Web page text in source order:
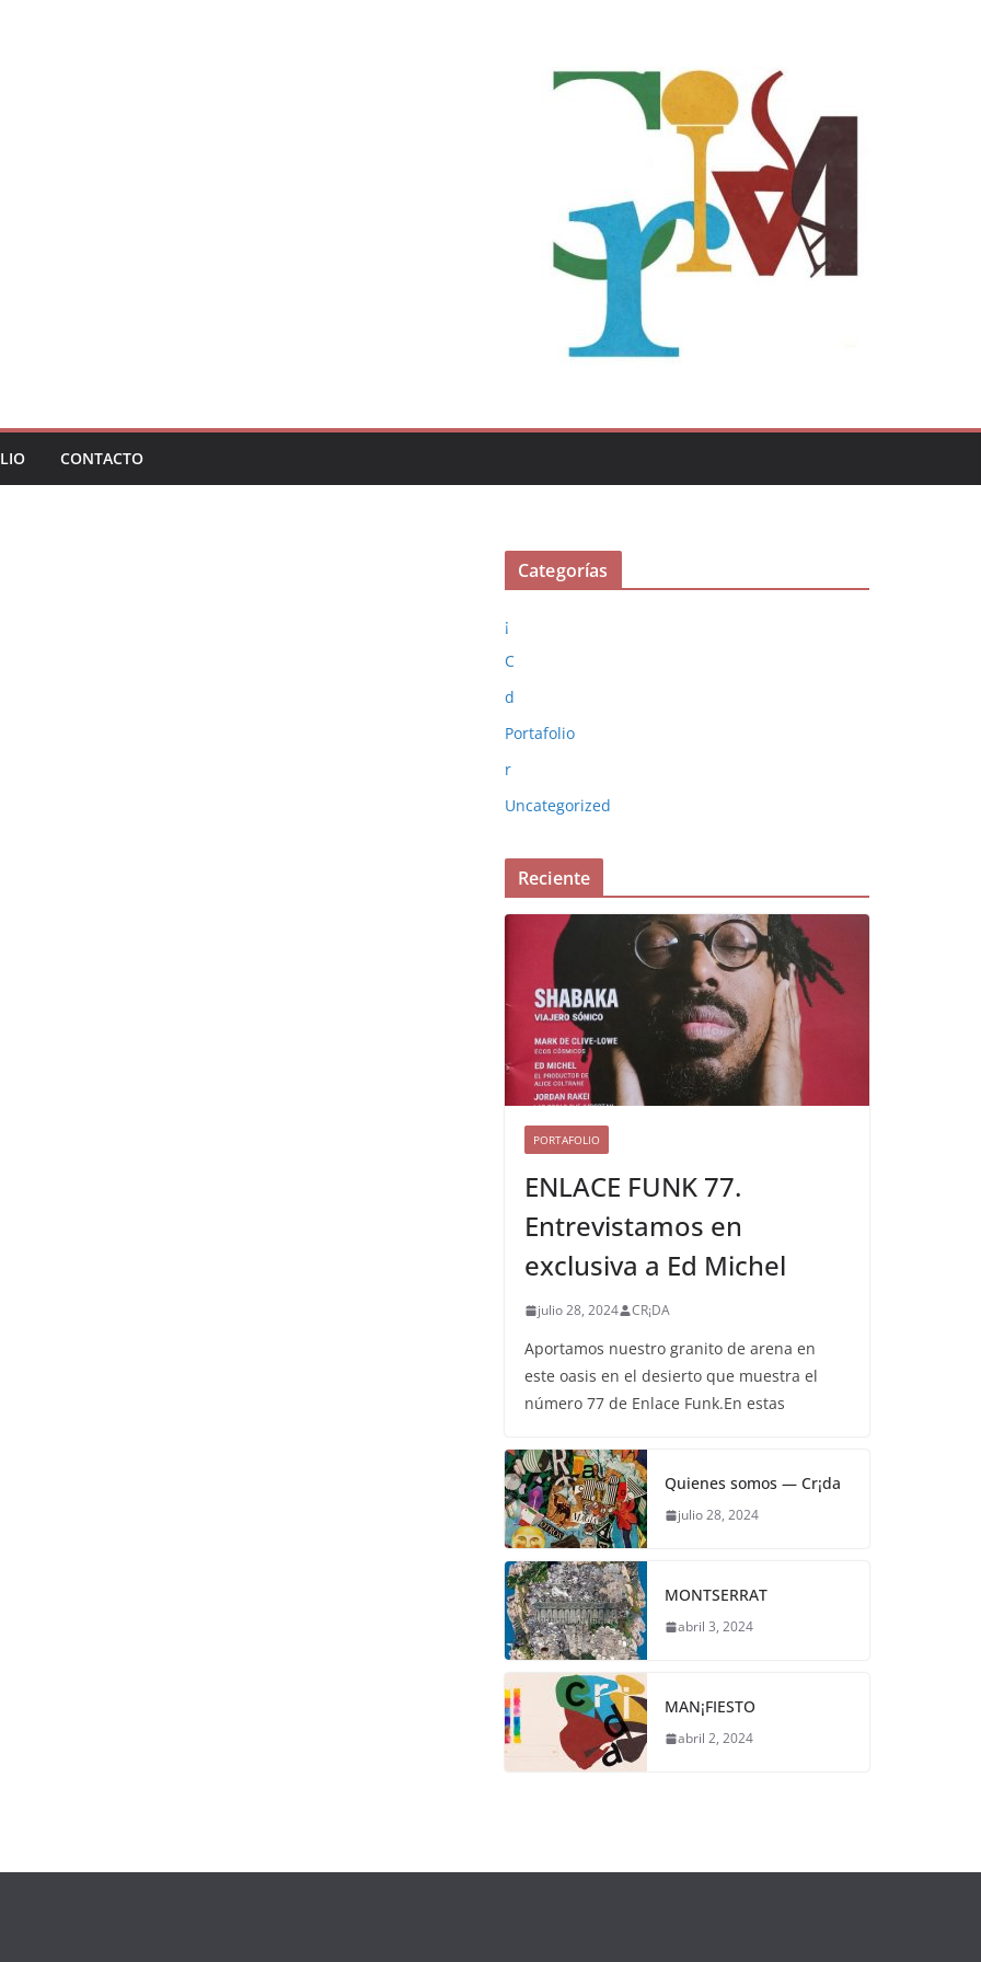
CONTACTO
Categorías
¡
C
d
Portafolio
r
Uncategorized
Reciente
PORTAFOLIO
ENLACE FUNK 77.
Entrevistamos en
exclusiva a Ed Michel
julio 28, 2024 CR¡DA
Aportamos nuestro granito de arena en
este oasis en el desierto que muestra el
número 77 de Enlace Funk.En estas
Quienes somos — Cr¡da
julio 28, 2024
MONTSERRAT
abril 3, 2024
MAN¡FIESTO
abril 2, 2024